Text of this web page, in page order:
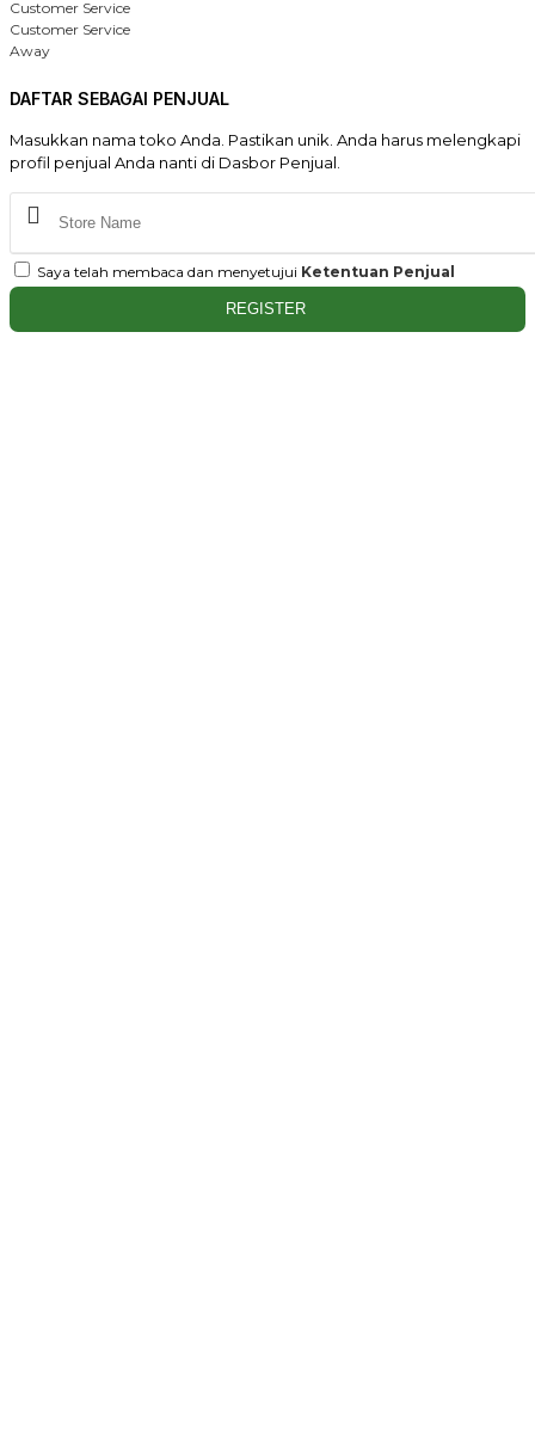
Customer Service
Customer Service
Away
DAFTAR SEBAGAI PENJUAL
Masukkan nama toko Anda. Pastikan unik. Anda harus melengkapi
profil penjual Anda nanti di Dasbor Penjual.
Saya telah membaca dan menyetujui Ketentuan Penjual
REGISTER